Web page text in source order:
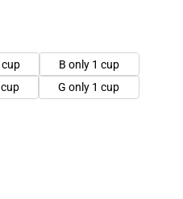
cup
B only 1 cup
G only 1 cup